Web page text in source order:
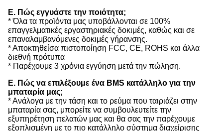
Ε. Πώς εγγυάστε την ποιότητα;
* Όλα τα προϊόντα μας υποβάλλονται σε 100%
επαγγελματικές εργαστηριακές δοκιμές, καθώς και σε
επαναλαμβανόμενες δοκιμές γήρανσης.
* Αποκτηθείσα πιστοποίηση FCC, CE, ROHS και άλλα
διεθνή πρότυπα
* Παρέχουμε 3 χρόνια εγγύηση μετά την πώληση.
Ε. Πώς να επιλέξουμε ένα BMS κατάλληλο για την
μπαταρία μας;
* Ανάλογα με την τάση και το ρεύμα που ταιριάζει στην
μπαταρία σας, μπορείτε να συμβουλευτείτε την
εξυπηρέτηση πελατών μας και θα σας την παρέχουμε
εξοπλισμένη με το πιο κατάλληλο σύστημα διαχείρισης